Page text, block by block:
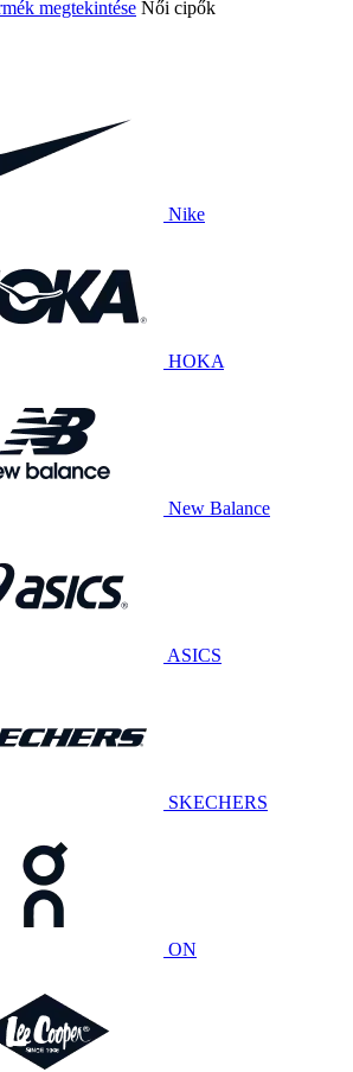
megtekintése Női cipők
Nike
HOKA
New Balance
ASICS
SKECHERS
ON